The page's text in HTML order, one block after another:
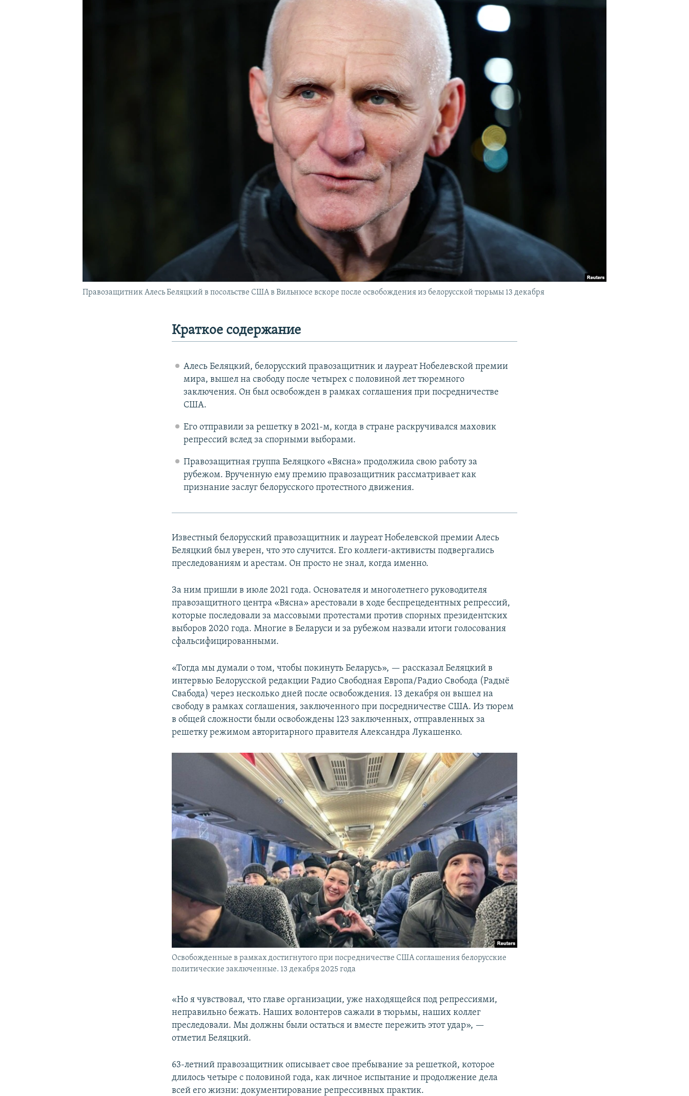
Правозащитник Алесь Беляцкий в посольстве США в Вильнюсе вскоре после освобождения из белорусской тюрьмы 13 декабря
Краткое содержание
Алесь Беляцкий, белорусский правозащитник и лауреат Нобелевской премии
мира, вышел на свободу после четырех с половиной лет тюремного
заключения. Он был освобожден в рамках соглашения при посредничестве
США.
Его отправили за решетку в 2021-м, когда в стране раскручивался маховик
репрессий вслед за спорными выборами.
Правозащитная группа Беляцкого «Вясна» продолжила свою работу за
рубежом. Врученную ему премию правозащитник рассматривает как
признание заслуг белорусского протестного движения.
Известный белорусский правозащитник и лауреат Нобелевской премии Алесь
Беляцкий был уверен, что это случится. Его коллеги-активисты подвергались
преследованиям и арестам. Он просто не знал, когда именно.
За ним пришли в июле 2021 года. Основателя и многолетнего руководителя
правозащитного центра «Вясна» арестовали в ходе беспрецедентных репрессий,
которые последовали за массовыми протестами против спорных президентских
выборов 2020 года. Многие в Беларуси и за рубежом назвали итоги голосования
сфальсифицированными.
«Тогда мы думали о том, чтобы покинуть Беларусь», — рассказал Беляцкий в
интервью Белорусской редакции Радио Свободная Европа/Радио Свобода (Радыё
Свабода) через несколько дней после освобождения. 13 декабря он вышел на
свободу в рамках соглашения, заключенного при посредничестве США. Из тюрем
в общей сложности были освобождены 123 заключенных, отправленных за
решетку режимом авторитарного правителя Александра Лукашенко.
Освобожденные в рамках достигнутого при посредничестве США соглашения белорусские
политические заключенные. 13 декабря 2025 года
«Но я чувствовал, что главе организации, уже находящейся под репрессиями,
неправильно бежать. Наших волонтеров сажали в тюрьмы, наших коллег
преследовали. Мы должны были остаться и вместе пережить этот удар», —
отметил Беляцкий.
63-летний правозащитник описывает свое пребывание за решеткой, которое
длилось четыре с половиной года, как личное испытание и продолжение дела
всей его жизни: документирование репрессивных практик.